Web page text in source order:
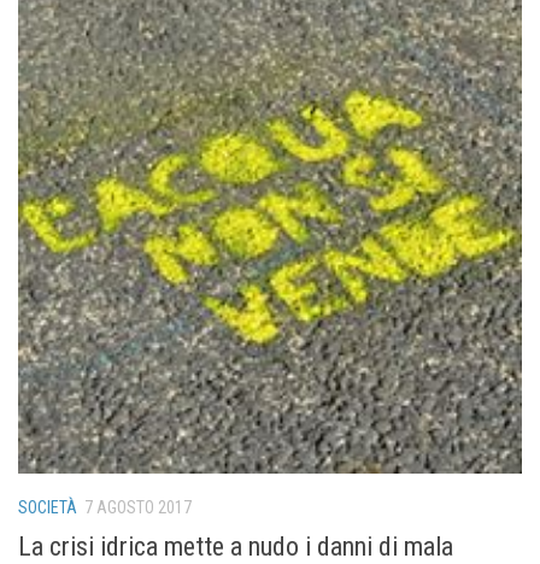
SOCIETÀ 7 AGOSTO 2017
La crisi idrica mette a nudo i danni di mala